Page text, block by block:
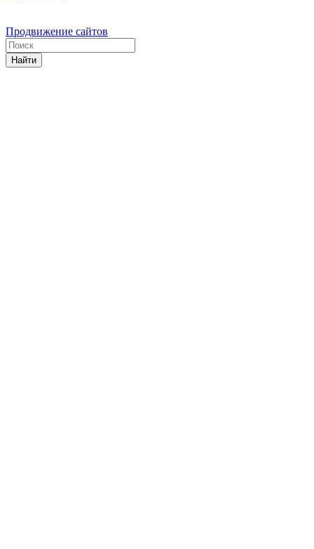
Продвижение сайтов
Найти